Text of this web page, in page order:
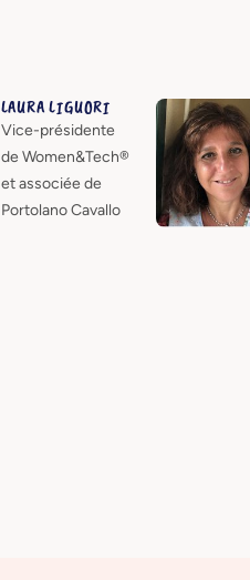
LAURA LIGUORI
Vice-présidente
de Women&Tech®
et associée de
Portolano Cavallo